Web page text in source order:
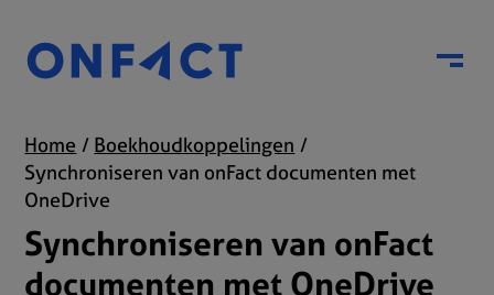
Menu
Home
Boekhoudkoppelingen
Synchroniseren van onFact documenten met
OneDrive
Synchroniseren van onFact
documenten met OneDrive